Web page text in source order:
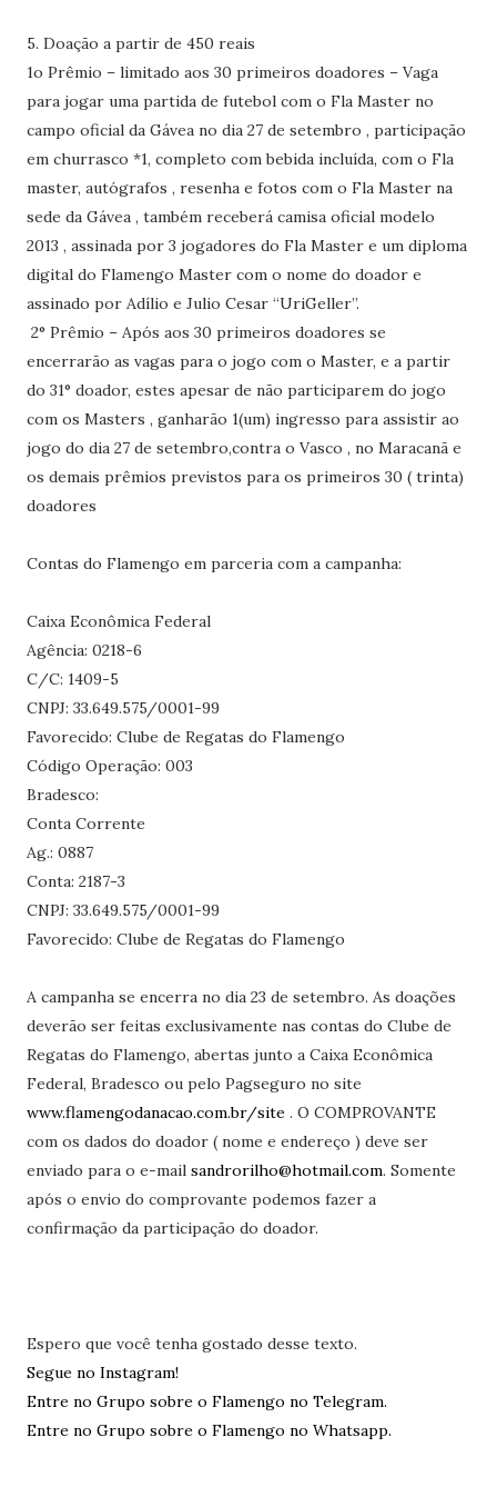
5. Doação a partir de 450 reais
1o Prêmio – limitado aos 30 primeiros doadores – Vaga
para jogar uma partida de futebol com o Fla Master no
campo oficial da Gávea no dia 27 de setembro , participação
em churrasco *1, completo com bebida incluída, com o Fla
master, autógrafos , resenha e fotos com o Fla Master na
sede da Gávea , também receberá camisa oficial modelo
2013 , assinada por 3 jogadores do Fla Master e um diploma
digital do Flamengo Master com o nome do doador e
assinado por Adílio e Julio Cesar “UriGeller”.
2° Prêmio – Após aos 30 primeiros doadores se
encerrarão as vagas para o jogo com o Master, e a partir
do 31° doador, estes apesar de não participarem do jogo
com os Masters , ganharão 1(um) ingresso para assistir ao
jogo do dia 27 de setembro,contra o Vasco , no Maracanã e
os demais prêmios previstos para os primeiros 30 ( trinta)
doadores
Contas do Flamengo em parceria com a campanha:
Caixa Econômica Federal
Agência: 0218-6
C/C: 1409-5
CNPJ: 33.649.575/0001-99
Favorecido: Clube de Regatas do Flamengo
Código Operação: 003
Bradesco:
Conta Corrente
Ag.: 0887
Conta: 2187-3
CNPJ: 33.649.575/0001-99
Favorecido: Clube de Regatas do Flamengo
A campanha se encerra no dia 23 de setembro. As doações
deverão ser feitas exclusivamente nas contas do Clube de
Regatas do Flamengo, abertas junto a Caixa Econômica
Federal, Bradesco ou pelo Pagseguro no site
www.flamengodanacao.com.br/site. O COMPROVANTE
com os dados do doador ( nome e endereço ) deve ser
enviado para o e-mailsandrorilho@hotmail.com. Somente
após o envio do comprovante podemos fazer a
confirmação da participação do doador.
Espero que você tenha gostado desse texto.
Segue no Instagram!
Entre no Grupo sobre o Flamengo no Telegram.
Entre no Grupo sobre o Flamengo no Whatsapp.